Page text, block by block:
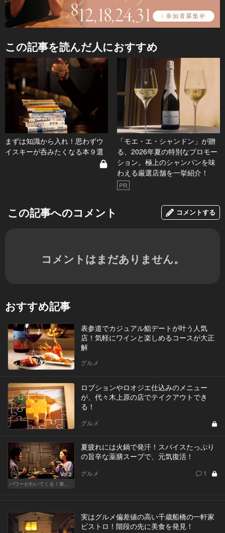
この記事を読んだ人におすすめ
まずは知識から入れ！思わずウ
イスキーが呑みたくなる本９選
「モエ・エ・シャンドン」が贈
る、2026年夏の特別なプロモー
ション。極上のシャンパンを味
わえる厳選店舗を一挙紹介！
PR
この記事へのコメント コメントする
コメントはまだありません。
おすすめ記事
表参道でカジュアル鮨デートが叶う人気
店！気軽にワインと楽しめるコースが大正
解
グルメ
ロブションやロオジエ仕込みのメニュー
が、代々木上原の店でテイクアウトでき
る！
グルメ
Vol.2
パワーがわいてくる！東京のおすすめ火鍋
夏疲れには火鍋で発汗！スパイスたっぷり
の旨辛な薬膳スープで、元気復活！
グルメ 1
実はグルメ偏差値の高い千歳船橋の一軒家
ビストロ！階段の先に美食を発見！